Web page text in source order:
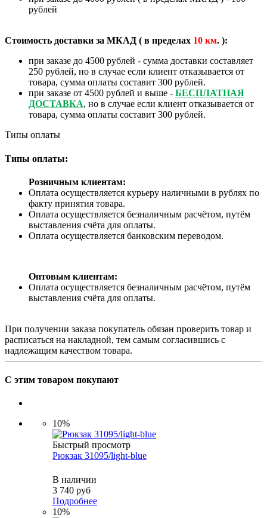
рублей
Стоимость доставки за МКАД ( в пределах 10 км. ):
при заказе до 4500 рублей - сумма доставки составляет
250 рублей, но в случае если клиент отказывается от
товара, сумма оплаты составит 300 рублей.
при заказе от 4500 рублей и выше - БЕСПЛАТНАЯ
ДОСТАВКА, но в случае если клиент отказывается от
товара, сумма оплаты составит 300 рублей.
Типы оплаты
Типы оплаты:
Розничным клиентам:
Оплата осуществляется курьеру наличными в рублях по
факту принятия товара.
Оплата осуществляется безналичным расчётом, путём
выставления счёта для оплаты.
Оплата осуществляется банковским переводом.
Оптовым клиентам:
Оплата осуществляется безналичным расчётом, путём
выставления счёта для оплаты.
При получении заказа покупатель обязан проверить товар и
расписаться на накладной, тем самым согласившись с
надлежащим качеством товара.
С этим товаром покупают
10%
Быстрый просмотр
Рюкзак 31095/light-blue
В наличии
3 740 руб
Подробнее
10%